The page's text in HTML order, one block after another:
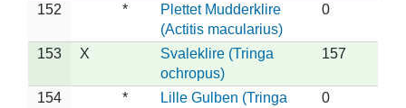
152 *
Plettet Mudderklire
(Actitis macularius)
0
153 X
Svaleklire (Tringa
ochropus)
157
154 *
Lille Gulben (Tringa
0